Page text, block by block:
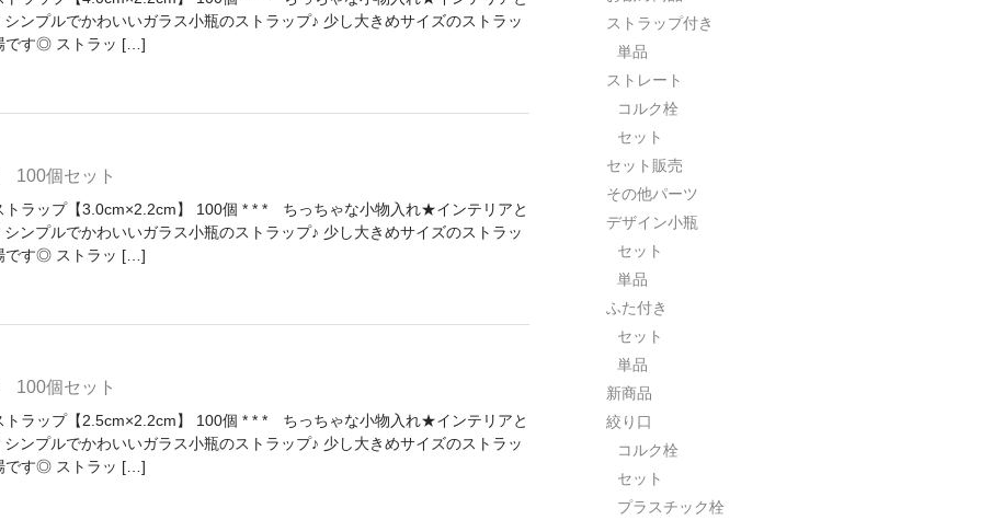
ンプルでかわいいガラス小瓶のストラップ♪ 少し大きめサイズのストラッ
です◎ ストラッ […]
100個セット
トラップ【3.0cm×2.2cm】 100個 * * * ちっちゃな小物入れ★インテリアと
ンプルでかわいいガラス小瓶のストラップ♪ 少し大きめサイズのストラッ
です◎ ストラッ […]
100個セット
トラップ【2.5cm×2.2cm】 100個 * * * ちっちゃな小物入れ★インテリアと
ンプルでかわいいガラス小瓶のストラップ♪ 少し大きめサイズのストラッ
です◎ ストラッ […]
ストラップ付き
単品
ストレート
コルク栓
セット
セット販売
その他パーツ
デザイン小瓶
セット
単品
ふた付き
セット
単品
新商品
絞り口
コルク栓
セット
プラスチック栓